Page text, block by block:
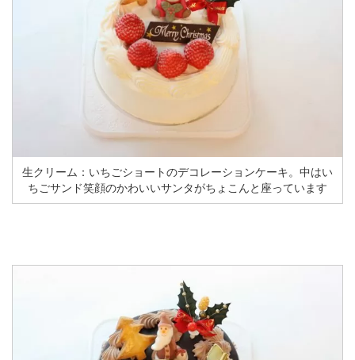
生クリーム：いちごショートのデコレーションケーキ。中はい
ちごサンド笑顔のかわいいサンタがちょこんと座っています